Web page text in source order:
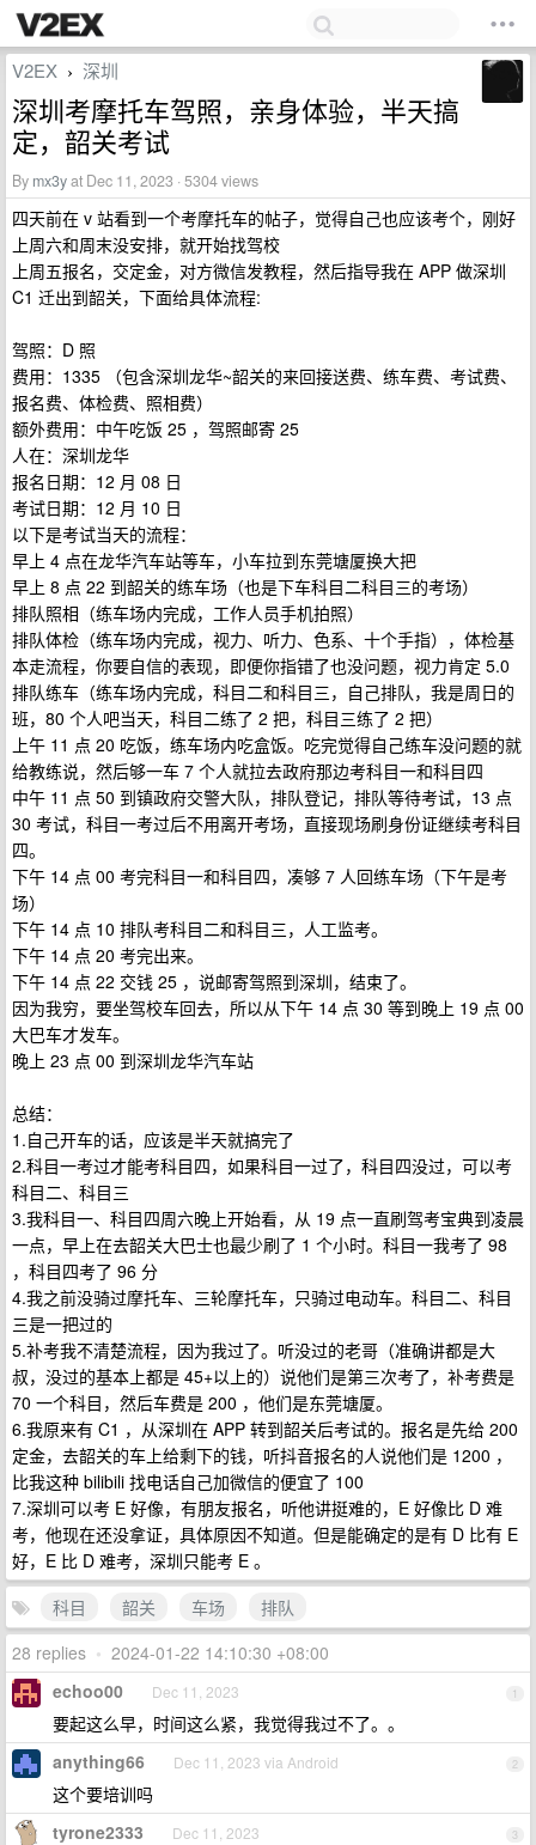
V2EX › 深圳
深圳考摩托车驾照，亲身体验，半天搞
定，韶关考试
By mx3yat Dec 11, 2023 · 5304 views
四天前在 v 站看到一个考摩托车的帖子，觉得自己也应该考个，刚好
上周六和周末没安排，就开始找驾校
上周五报名，交定金，对方微信发教程，然后指导我在 APP 做深圳
C1 迁出到韶关，下面给具体流程:
驾照：D 照
费用：1335 （包含深圳龙华~韶关的来回接送费、练车费、考试费、
报名费、体检费、照相费）
额外费用：中午吃饭 25 ，驾照邮寄 25
人在：深圳龙华
报名日期：12 月 08 日
考试日期：12 月 10 日
以下是考试当天的流程：
早上 4 点在龙华汽车站等车，小车拉到东莞塘厦换大把
早上 8 点 22 到韶关的练车场（也是下车科目二科目三的考场）
排队照相（练车场内完成，工作人员手机拍照）
排队体检（练车场内完成，视力、听力、色系、十个手指），体检基
本走流程，你要自信的表现，即便你指错了也没问题，视力肯定 5.0
排队练车（练车场内完成，科目二和科目三，自己排队，我是周日的
班，80 个人吧当天，科目二练了 2 把，科目三练了 2 把）
上午 11 点 20 吃饭，练车场内吃盒饭。吃完觉得自己练车没问题的就
给教练说，然后够一车 7 个人就拉去政府那边考科目一和科目四
中午 11 点 50 到镇政府交警大队，排队登记，排队等待考试，13 点
30 考试，科目一考过后不用离开考场，直接现场刷身份证继续考科目
四。
下午 14 点 00 考完科目一和科目四，凑够 7 人回练车场（下午是考
场）
下午 14 点 10 排队考科目二和科目三，人工监考。
下午 14 点 20 考完出来。
下午 14 点 22 交钱 25 ，说邮寄驾照到深圳，结束了。
因为我穷，要坐驾校车回去，所以从下午 14 点 30 等到晚上 19 点 00
大巴车才发车。
晚上 23 点 00 到深圳龙华汽车站
总结：
1.自己开车的话，应该是半天就搞完了
2.科目一考过才能考科目四，如果科目一过了，科目四没过，可以考
科目二、科目三
3.我科目一、科目四周六晚上开始看，从 19 点一直刷驾考宝典到凌晨
一点，早上在去韶关大巴士也最少刷了 1 个小时。科目一我考了 98
，科目四考了 96 分
4.我之前没骑过摩托车、三轮摩托车，只骑过电动车。科目二、科目
三是一把过的
5.补考我不清楚流程，因为我过了。听没过的老哥（准确讲都是大
叔，没过的基本上都是 45+以上的）说他们是第三次考了，补考费是
70 一个科目，然后车费是 200 ，他们是东莞塘厦。
6.我原来有 C1 ，从深圳在 APP 转到韶关后考试的。报名是先给 200
定金，去韶关的车上给剩下的钱，听抖音报名的人说他们是 1200 ，
比我这种 bilibili 找电话自己加微信的便宜了 100
7.深圳可以考 E 好像，有朋友报名，听他讲挺难的，E 好像比 D 难
考，他现在还没拿证，具体原因不知道。但是能确定的是有 D 比有 E
好，E 比 D 难考，深圳只能考 E 。
科目
韶关 车场
排队
28 replies • 2024-01-22 14:10:30 +08:00
1
echoo00 Dec 11, 2023
要起这么早，时间这么紧，我觉得我过不了。。
2
anything66 Dec 11, 2023 via Android
这个要培训吗
3
tyrone2333 Dec 11, 2023